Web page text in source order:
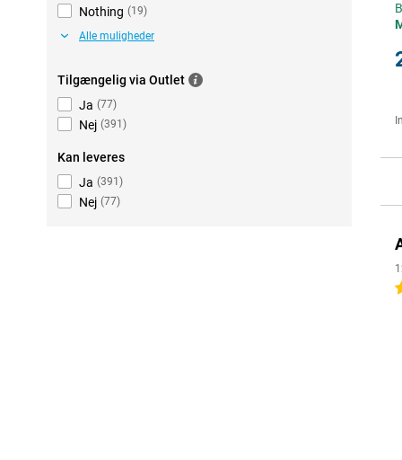
Nothing (19)
Alle muligheder
Tilgængelig via Outlet
Ja (77)
Nej (391 )
Kan leveres
Ja (391 )
Nej (77)